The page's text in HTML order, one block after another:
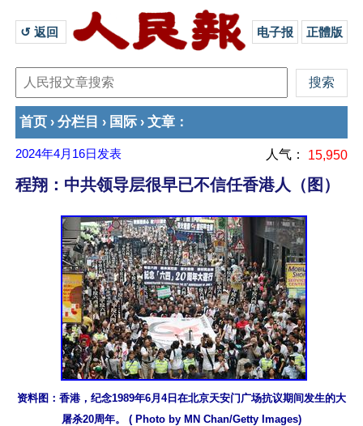
↺ 返回 电子报 正體版
首页 › 分栏目 › 国际 › 文章 ：
2024年4月16日 发表 人气： 15,950
程翔：中共领导层很早已不信任香港人（图）
资料图：香港，纪念1989年6月4日在北京天安门广场抗议期间发生的大
屠杀20周年。 ( Photo by MN Chan/Getty Images)